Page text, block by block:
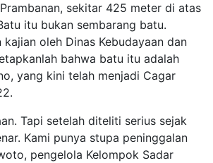
sekitar 425 meter di atas
itu bukan sembarang batu.
kajian oleh Dinas Kebudayaan dan
bahwa batu itu adalah
yang kini telah menjadi Cagar
Tapi setelah diteliti serius sejak
Kami punya stupa peninggalan
pengelola Kelompok Sadar